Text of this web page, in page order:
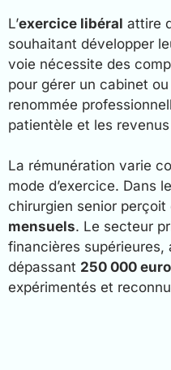
L’exercice libéral attire
souhaitant développer
voie nécessite des
pour gérer un cabinet
renommée
patientèle et les
La rémunération varie
mode d’exercice. Dans le
chirurgien senior perçoit
mensuels. Le secteur
financières supérieures,
dépassant 250 000
expérimentés et